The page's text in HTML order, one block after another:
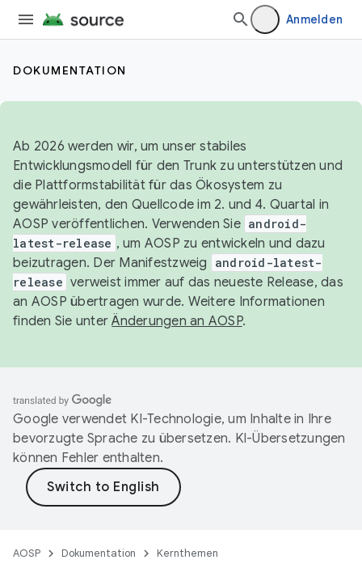
Anmelden
DOKUMENTATION
Ab 2026 werden wir, um unser stabiles
Entwicklungsmodell für den Trunk zu unterstützen und
die Plattformstabilität für das Ökosystem zu
gewährleisten, den Quellcode im 2. und 4. Quartal in
AOSP veröffentlichen. Verwenden Sie android-
latest-release , um AOSP zu entwickeln und dazu
beizutragen. Der Manifestzweig
android-latest-
release verweist immer auf das neueste Release, das
an AOSP übertragen wurde. Weitere Informationen
finden Sie unterÄnderungen an AOSP.
Google verwendet KI-Technologie, um Inhalte in Ihre
bevorzugte Sprache zu übersetzen. KI-Übersetzungen
können Fehler enthalten.
AOSP Dokumentation Kernthemen